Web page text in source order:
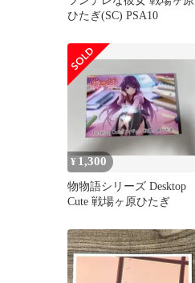
ひたぎ(SC) PSA10
¥ 1,300
物物語シリーズ Desktop
Cute 戦場ヶ原ひたぎ